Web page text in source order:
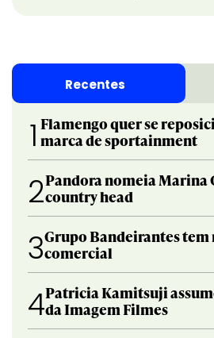
Recentes
1 Flamengo quer se
marca de sportainment
2Pandora nomeia
country head
3Grupo Bandeirantes
comercial
4Patricia Kamitsuji
da Imagem Filmes